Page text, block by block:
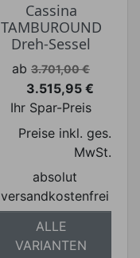
Cassina
TAMBUROUND
Dreh-Sessel
Verkaufspreis
ab 3.701,00 €
Preis
3.515,95 €
Ihr Spar-Preis
Preise inkl. ges.
MwSt.
absolut
versandkostenfrei
ALLE
VARIANTEN